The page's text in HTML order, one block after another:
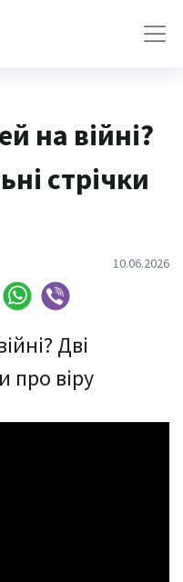
на війні?
стрічки
10.06.2026
Дві
про віру